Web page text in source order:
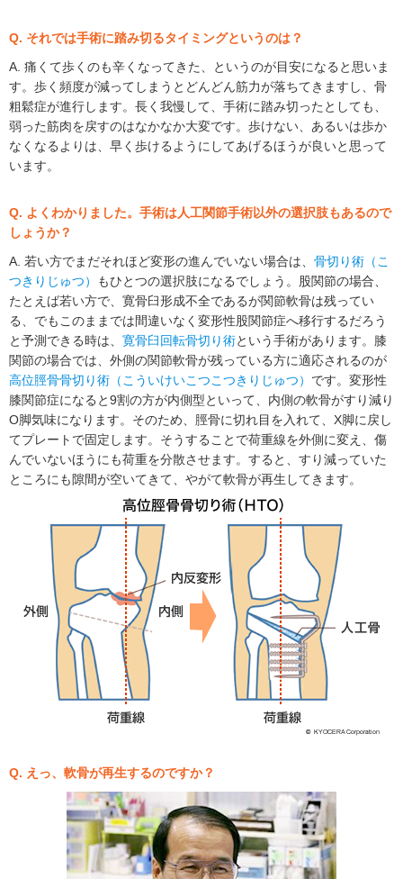
Q. それでは手術に踏み切るタイミングというのは？
A. 痛くて歩くのも辛くなってきた、というのが目安になると思いま
す。歩く頻度が減ってしまうとどんどん筋力が落ちてきますし、骨
粗鬆症が進行します。長く我慢して、手術に踏み切ったとしても、
弱った筋肉を戻すのはなかなか大変です。歩けない、あるいは歩か
なくなるよりは、早く歩けるようにしてあげるほうが良いと思って
います。
Q. よくわかりました。手術は人工関節手術以外の選択肢もあるので
しょうか？
A. 若い方でまだそれほど変形の進んでいない場合は、 骨切り術（こ
つきりじゅつ）
もひとつの選択肢になるでしょう。股関節の場合、
たとえば若い方で、寛骨臼形成不全であるが関節軟骨は残ってい
る、でもこのままでは間違いなく変形性股関節症へ移行するだろう
と予測できる時は、 寛骨臼回転骨切り術という手術があります。膝
関節の場合では、外側の関節軟骨が残っている方に適応されるのが
高位脛骨骨切り術（こういけいこつこつきりじゅつ） です。変形性
膝関節症になると9割の方が内側型といって、内側の軟骨がすり減り
O脚気味になります。そのため、脛骨に切れ目を入れて、X脚に戻し
てプレートで固定します。そうすることで荷重線を外側に変え、傷
んでいないほうにも荷重を分散させます。すると、すり減っていた
ところにも隙間が空いてきて、やがて軟骨が再生してきます。
Q. えっ、軟骨が再生するのですか？